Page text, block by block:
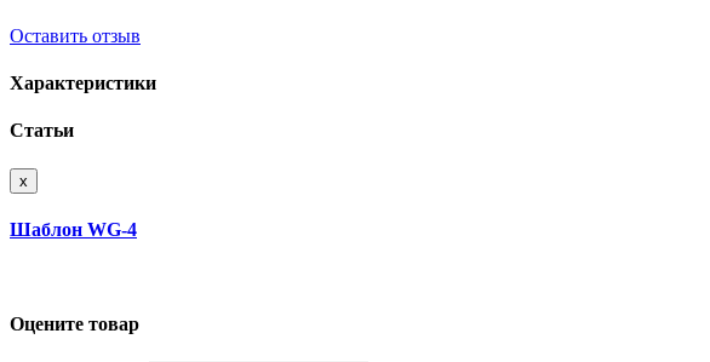
Оставить отзыв
Характеристики
Статьи
x
Шаблон WG-4
Оцените товар